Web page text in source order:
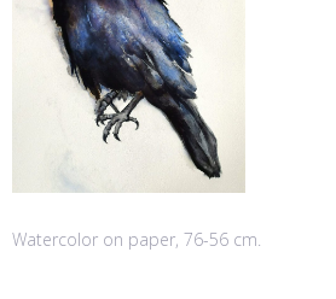
Watercolor on paper, 76-56 cm.